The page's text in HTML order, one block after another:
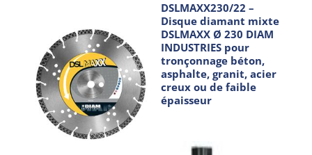
DSLMAXX230/22 –
Disque diamant mixte
DSLMAXX Ø 230 DIAM
INDUSTRIES pour
tronçonnage béton,
asphalte, granit, acier
creux ou de faible
épaisseur